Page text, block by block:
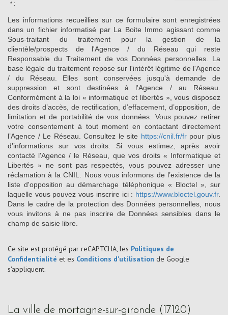
* :
Les informations recueillies sur ce formulaire sont enregistrées
dans un fichier informatisé par La Boite Immo agissant comme
Sous-traitant du traitement pour la gestion de la
clientèle/prospects de l'Agence / du Réseau qui reste
Responsable du Traitement de vos Données personnelles. La
base légale du traitement repose sur l'intérêt légitime de l'Agence
/ du Réseau. Elles sont conservées jusqu'à demande de
suppression et sont destinées à l'Agence / au Réseau.
Conformément à la loi « informatique et libertés », vous disposez
des droits d’accès, de rectification, d’effacement, d’opposition, de
limitation et de portabilité de vos données. Vous pouvez retirer
votre consentement à tout moment en contactant directement
l’Agence / Le Réseau. Consultez le site https://cnil.fr/frpour plus
d’informations sur vos droits. Si vous estimez, après avoir
contacté l'Agence / le Réseau, que vos droits « Informatique et
Libertés » ne sont pas respectés, vous pouvez adresser une
réclamation à la CNIL. Nous vous informons de l’existence de la
liste d'opposition au démarchage téléphonique « Bloctel », sur
laquelle vous pouvez vous inscrire ici : https://www.bloctel.gouv.fr.
Dans le cadre de la protection des Données personnelles, nous
vous invitons à ne pas inscrire de Données sensibles dans le
champ de saisie libre.
Ce site est protégé par reCAPTCHA, les Politiques de
Confidentialité et es Conditions d'utilisation de Google
s'appliquent.
la ville de mortagne-sur-gironde (17120)